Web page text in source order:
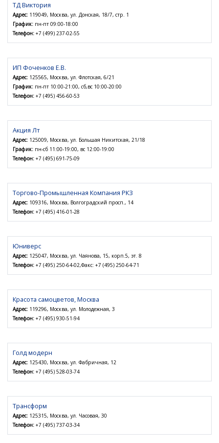
ТД Виктория
Адрес: 119049, Москва, ул. Донская, 18/7, стр. 1
График: пн-пт 09:00-18:00
Телефон: +7 (499) 237-02-55
ИП Фоченков Е.В.
Адрес: 125565, Москва, ул. Флотская, 6/21
График: пн-пт 10:00-21:00, сб,вс 10:00-20:00
Телефон: +7 (495) 456-60-53
Акция Лт
Адрес: 125009, Москва, ул. Большая Никитская, 21/18
График: пн-сб 11:00-19:00, вс 12:00-19:00
Телефон: +7 (495) 691-75-09
Торгово-Промышленная Компания РКЗ
Адрес: 109316, Москва, Волгоградский просп., 14
Телефон: +7 (495) 416-01-28
Юниверс
Адрес: 125047, Москва, ул. Чаянова, 15, корп.5, эт. 8
Телефон: +7 (495) 250-64-02,Факс: +7 (495) 250-64-71
Красота самоцветов, Москва
Адрес: 119296, Москва, ул. Молодежная, 3
Телефон: +7 (495) 930-51-94
Голд модерн
Адрес: 125430, Москва, ул. Фабричная, 12
Телефон: +7 (495) 528-03-74
Трансформ
Адрес: 125315, Москва, ул. Часовая, 30
Телефон: +7 (495) 737-03-34